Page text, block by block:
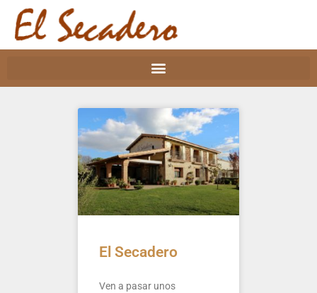
El Secadero
Ven a pasar unos